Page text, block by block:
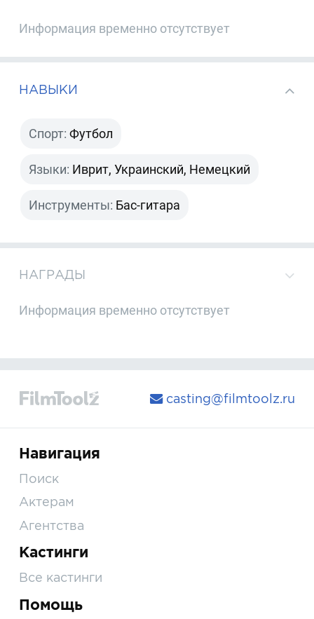
Информация временно отсутствует
НАВЫКИ
Спорт: Футбол
Языки: Иврит, Украинский, Немецкий
Инструменты: Бас-гитара
НАГРАДЫ
Информация временно отсутствует
casting@filmtoolz.ru
Навигация
Поиск
Актерам
Агентства
Кастинги
Все кастинги
Помощь